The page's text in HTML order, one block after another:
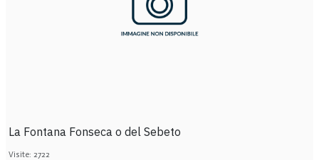
La Fontana Fonseca o del Sebeto
Visite: 2722